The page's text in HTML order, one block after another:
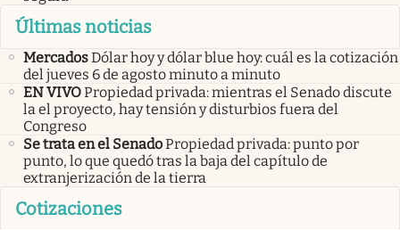
Últimas noticias
MercadosDólar hoy y dólar blue hoy: cuál es la cotización
del jueves 6 de agosto minuto a minuto
EN VIVOPropiedad privada: mientras el Senado discute
la el proyecto, hay tensión y disturbios fuera del
Congreso
Se trata en el SenadoPropiedad privada: punto por
punto, lo que quedó tras la baja del capítulo de
extranjerización de la tierra
Cotizaciones